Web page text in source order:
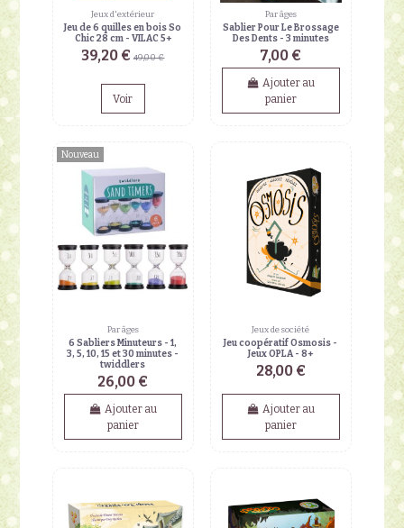
Jeux d'extérieur
Jeu de 6 quilles en bois So
Chic 28 cm - VILAC 5+
39,20 €49,00 €
Voir
Par âges
Sablier Pour Le Brossage
Des Dents - 3 minutes
7,00 €
Ajouter au
panier
Nouveau
Par âges
6 Sabliers Minuteurs - 1,
3, 5, 10, 15 et 30 minutes -
twiddlers
26,00 €
Ajouter au
panier
Jeux de société
Jeu coopératif Osmosis -
Jeux OPLA - 8+
28,00 €
Ajouter au
panier